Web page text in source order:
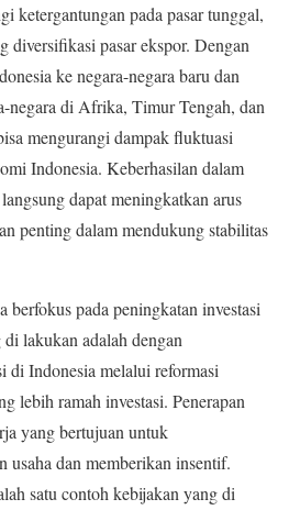
ketergantungan pada pasar tunggal,
diversifikasi pasar ekspor. Dengan
ke negara-negara baru dan
negara di Afrika, Timur Tengah, dan
mengurangi dampak fluktuasi
Indonesia. Keberhasilan dalam
dapat meningkatkan arus
penting dalam mendukung stabilitas
pada peningkatan investasi
lakukan adalah dengan
di Indonesia melalui reformasi
lebih ramah investasi. Penerapan
yang bertujuan untuk
usaha dan memberikan insentif.
satu contoh kebijakan yang di